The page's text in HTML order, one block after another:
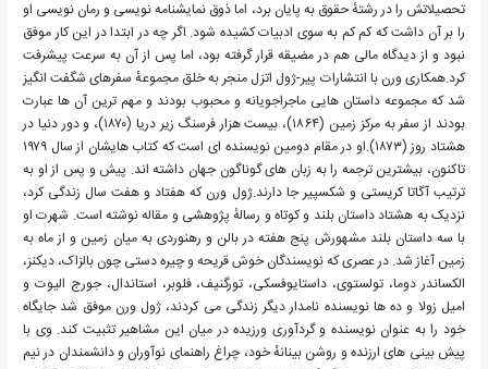
تحصیلاتش را در رشتهٔ حقوق به پایان برد، اما ذوق نمایشنامه نویسی و رمان نویسی او
را بر آن داشت که کم کم به سوی ادبیات کشیده شود. اگر چه در ابتدا در این کار موفق
نبود و از دیدگاه مالی هم در مضیقه قرار گرفته بود، اما پس از آن به سرعت پیشرفت
کرد.همکاری ورن با انتشارات پیر-ژول اتزل منجر به خلق مجموعهٔ سفرهای شگفت انگیز
شد که مجموعه داستان هایی ماجراجویانه و محبوب بودند و مهم ترین آن ها عبارت
بودند از سفر به مرکز زمین (۱۸۶۴)، بیست هزار فرسنگ زیر دریا (۱۸۷۰)، و دور دنیا در
هشتاد روز (۱۸۷۳).او در مقام دومین نویسنده ای است که کتاب هایشان از سال ۱۹۷۹
تاکنون، بیشترین ترجمه را به زبان های گوناگون جهان داشته اند. پیش و پس از او به
ترتیب آگاتا کریستی و شکسپیر جا دارند.ژول ورن که هفتاد و هفت سال زندگی کرد،
نزدیک به هشتاد داستان بلند و کوتاه و رسالهٔ پژوهشی و مقاله نوشته است. شهرت او
با سه داستان بلند مشهورش پنج هفته در بالن و رهنوردی به میان زمین و از ماه به
زمین آغاز شد. در عصری که نویسندگان خوش قریحه و چیره دستی چون بالزاک، دیکنز،
الکساندر دوما، تولستوی، داستایوفسکی، تورگنیف، فلوبر، استاندال، جورج الیوت و
امیل زولا و ده ها نویسنده نامدار دیگر زندگی می کردند، ژول ورن موفق شد جایگاه
خود را به عنوان نویسنده و گردآوری ورزیده در میان این مشاهیر تثبیت کند. وی با
پیش بینی های ارزنده و روشن بینانهٔ خود، چراغ راهنمای نوآوران و دانشمندان در نیم